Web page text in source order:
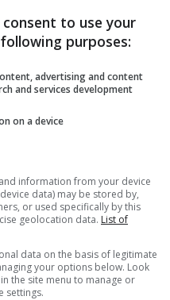
do të kishte
financiar
lojtarëve cilësorë
detyronte klubin të
të rëndësishëm të
to use your
purposes:
advertising and content
and services development
on a device
information from your device
data) may be stored by,
or used specifically by this
geolocation data. List of
data on the basis of legitimate
your options below. Look
the site menu to manage or
settings.